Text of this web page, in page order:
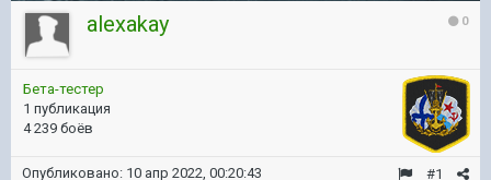
0
alexakay
Бета-тестер
1 публикация
4 239 боёв
#1
Опубликовано: 10 апр 2022, 00:20:43